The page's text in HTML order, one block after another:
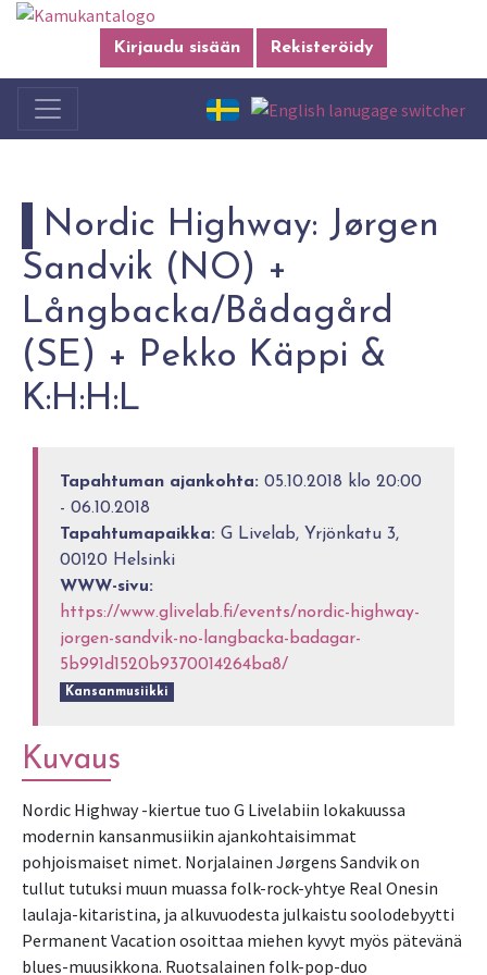
Kirjaudu sisään Rekisteröidy
Nordic Highway: Jørgen
Sandvik (NO) +
Långbacka/Bådagård
(SE) + Pekko Käppi &
K:H:H:L
Tapahtuman ajankohta: 05.10.2018 klo 20:00
- 06.10.2018
Tapahtumapaikka: G Livelab, Yrjönkatu 3,
00120 Helsinki
WWW-sivu:
https://www.glivelab.fi/events/nordic-highway-
jorgen-sandvik-no-langbacka-badagar-
5b991d1520b9370014264ba8/
Kansanmusiikki
Kuvaus
Nordic Highway -kiertue tuo G Livelabiin lokakuussa
modernin kansanmusiikin ajankohtaisimmat
pohjoismaiset nimet. Norjalainen Jørgens Sandvik on
tullut tutuksi muun muassa folk-rock-yhtye Real Onesin
laulaja-kitaristina, ja alkuvuodesta julkaistu soolodebyytti
Permanent Vacation osoittaa miehen kyvyt myös pätevänä
blues-muusikkona. Ruotsalainen folk-pop-duo